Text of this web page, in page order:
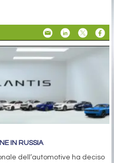
IN RUSSIA
dell’automotive ha deciso